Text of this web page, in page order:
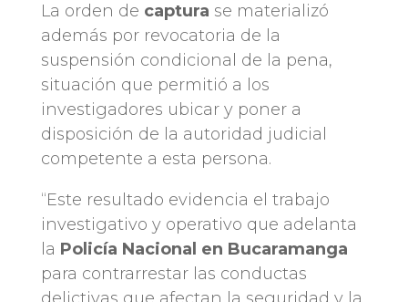
La orden de captura se materializó
además por revocatoria de la
suspensión condicional de la pena,
situación que permitió a los
investigadores ubicar y poner a
disposición de la autoridad judicial
competente a esta persona.
“Este resultado evidencia el trabajo
investigativo y operativo que adelanta
la Policía Nacional en Bucaramanga
para contrarrestar las conductas